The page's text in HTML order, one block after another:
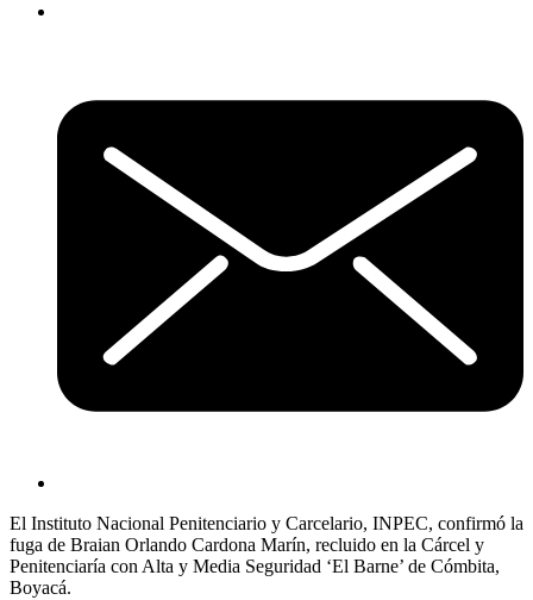
El Instituto Nacional Penitenciario y Carcelario, INPEC, confirmó la
fuga de Braian Orlando Cardona Marín, recluido en la Cárcel y
Penitenciaría con Alta y Media Seguridad ‘El Barne’ de Cómbita,
Boyacá.